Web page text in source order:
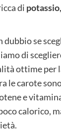
di
dubbio se
di
ottime per
le carote
e
calorico,